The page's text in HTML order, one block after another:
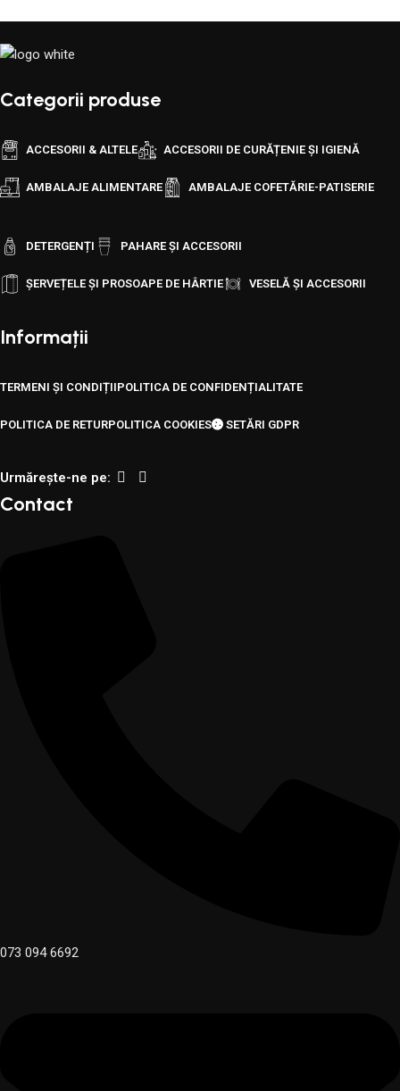
Categorii produse
ACCESORII & ALTELE ACCESORII DE CURĂȚENIE ȘI IGIENĂ
AMBALAJE ALIMENTARE AMBALAJE COFETĂRIE-PATISERIE
DETERGENȚI PAHARE ȘI ACCESORII
ȘERVEȚELE ȘI PROSOAPE DE HÂRTIE VESELĂ ȘI ACCESORII
Informații
TERMENI ȘI CONDIȚIIPOLITICA DE CONFIDENȚIALITATE
POLITICA DE RETURPOLITICA COOKIES SETĂRI GDPR
Urmărește-ne pe:
Contact
073 094 6692